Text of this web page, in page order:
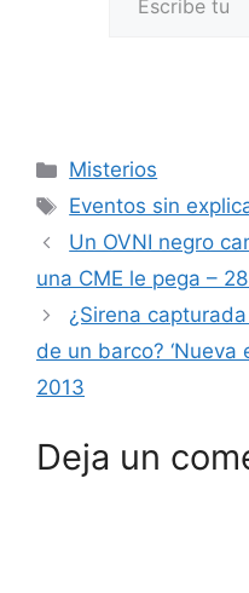
Categorías
Misterios
Etiquetas
Eventos sin
Un OVNI negro
una CME le pega –
¿Sirena
de un barco? ‘Nueva
2013
Deja un